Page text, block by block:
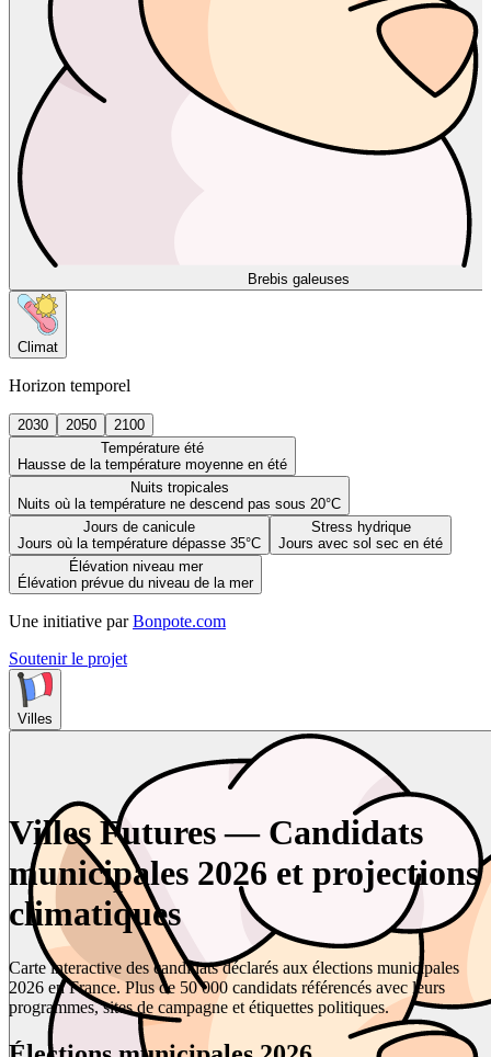
Brebis galeuses
Climat
Horizon temporel
2030 2050
2100
Température été
Hausse de la température moyenne en été
Nuits tropicales
Nuits où la température ne descend pas sous 20°C
Jours de canicule
Jours où la température dépasse 35°C
Stress hydrique
Jours avec sol sec en été
Élévation niveau mer
Élévation prévue du niveau de la mer
Une initiative par Bonpote.com
Soutenir le projet
Villes
Villes Futures — Candidats
municipales 2026 et projections
climatiques
Carte interactive des candidats déclarés aux élections municipales
2026 en France. Plus de 50 000 candidats référencés avec leurs
programmes, sites de campagne et étiquettes politiques.